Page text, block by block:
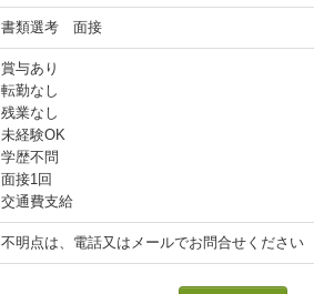
書類選考 面接
賞与あり
転勤なし
残業なし
未経験OK
学歴不問
面接1回
交通費支給
不明点は、電話又はメールでお問合せください